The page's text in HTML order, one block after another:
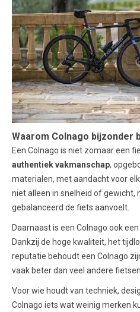
Waarom Colnago bijzonder
Een Colnago is niet zomaar een
authentiek vakmanschap,
materialen, met aandacht voor
niet alleen in snelheid of gewicht,
gebalanceerd de fiets aanvoelt.
Daarnaast is een Colnago ook een
Dankzij de hoge kwaliteit, het
reputatie behoudt een Colnago
vaak beter dan veel andere
Voor wie houdt van techniek,
Colnago iets wat weinig merken